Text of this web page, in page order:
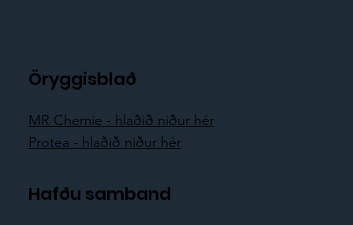
Öryggisblað
MR Chemie - hlaðið niður hér
Protea - hlaðið niður hér
Hafðu samband